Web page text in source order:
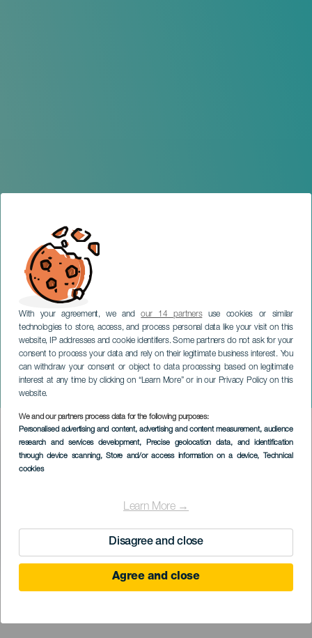
With your agreement, we andour 14 partnersuse cookies or similar
technologies to store, access, and process personal data like your visit on this
website, IP addresses and cookie identifiers. Some partners do not ask for your
consent to process your data and rely on their legitimate business interest. You
can withdraw your consent or object to data processing based on legitimate
interest at any time by clicking on “Learn More” or in our Privacy Policy on this
website.
We and our partners process data for the following purposes:
Personalised advertising and content, advertising and content measurement, audience
research and services development, Precise geolocation data, and identification
through device scanning, Store and/or access information on a device, Technical
cookies
Learn More →
Disagree and close
Agree and close
Nena Daconte koncerten
LANZAROTE
Imagen
Listado